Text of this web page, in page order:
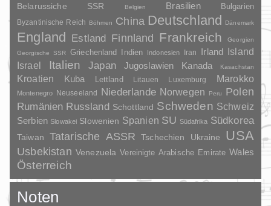
Belarussiche SSR Belgien Brasilien Bulgarien
Byzantinische Reich Böhmen China Deutschland Dänemark
England Estland Finnland Frankreich
Georgien
Georgische SSR
Griechenland Indien Indonesien Iran Irland
Island
Israel
Italien Japan Jugoslawien Kanada Kasachstan
Kroatien Kuba Lettland Litauen Luxemburg Marokko
Montenegro Neuseeland Niederlande Norwegen Peru
Polen
Rumänien Russland Schottland Schweden Schweiz
Serbien Slowakei Slowenien Spanien SU Südafrika Südkorea
Taiwan Tatarische ASSR Tschechien Ukraine USA
Usbekistan Venezuela Vereinigte Arabische Emirate Wales
Österreich
Noten